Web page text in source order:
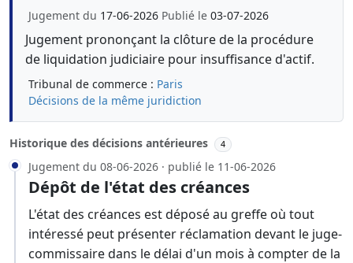
Jugement du 17-06-2026 Publié le 03-07-2026
Jugement prononçant la clôture de la procédure
de liquidation judiciaire pour insuffisance d'actif.
Tribunal de commerce : Paris
Décisions de la même juridiction
Historique des décisions antérieures 4
Jugement du 08-06-2026 · publié le 11-06-2026
Dépôt de l'état des créances
L'état des créances est déposé au greffe où tout
intéressé peut présenter réclamation devant le juge-
commissaire dans le délai d'un mois à compter de la